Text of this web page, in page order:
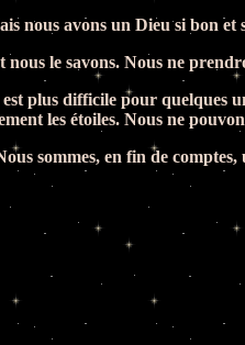
nous avons un Dieu si bon
le savons. Nous ne
plus difficile pour quelques
les étoiles. Nous ne
sommes, en fin de